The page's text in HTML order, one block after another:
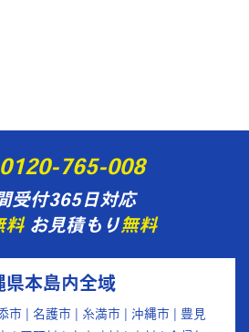
0120-765-008
受付365日対応
料お見積もり無料
県本島内全域
市 | 名護市 | 糸満市 | 沖縄市 | 豊見